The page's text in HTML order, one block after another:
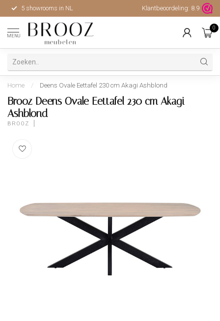
5 showrooms in NL Hoge kwaliteit, uitstekende
Klantbeoordeling: 8.9
MENU
0
Home / Deens Ovale Eettafel 230 cm Akagi Ashblond
Brooz Deens Ovale Eettafel 230 cm Akagi
Ashblond
BROOZ